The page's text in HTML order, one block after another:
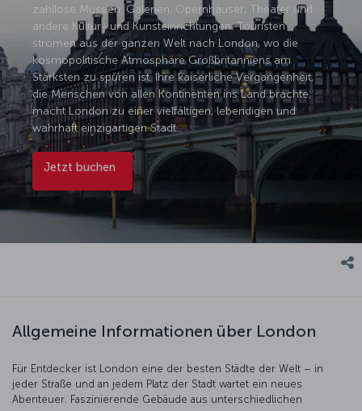
zahllose Museen, Galerien, Opernhäuser, Theater und
andere Kultur- und Kunsteinrichtungen. Touristen
strömen aus der ganzen Welt nach London, wo die
kosmopolitische Atmosphäre Großbritanniens am
Stärksten zu spüren ist. Ihre kaiserliche Vergangenheit,
die Menschen von allen Kontinenten ins Land brachte,
macht London zu einer vielfältigen, lebendigen und
wahrhaft einzigartigen Stadt.
Jetzt buchen
Allgemeine Informationen über London
Für Entdecker ist London eine der besten Städte der Welt – in
jeder Straße und an jedem Platz der Stadt wartet ein neues
Abenteuer. Faszinierende Gebäude aus unterschiedlichen